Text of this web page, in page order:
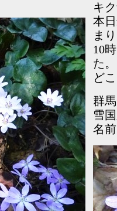
キ
本
ま
10
た。
ど
群
雪
名